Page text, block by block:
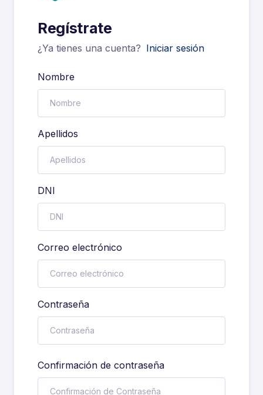
Regístrate
¿Ya tienes una cuenta? Iniciar sesión
Nombre
Apellidos
DNI
Correo electrónico
Contraseña
Confirmación de contraseña